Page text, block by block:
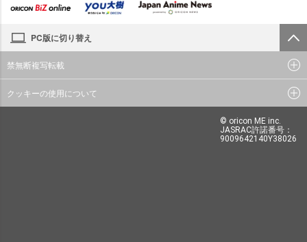
PC版に切り替え
禁無断複写転載
クッキーの使用について
© oricon ME inc.
JASRAC許諾番号：
9009642140Y38026